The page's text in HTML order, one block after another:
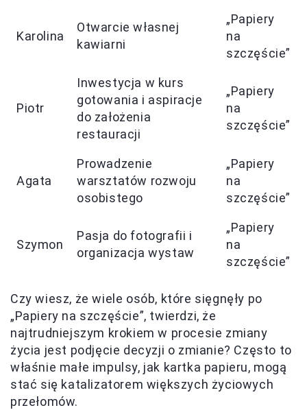
Karolina
Otwarcie własnej
kawiarni
„Papiery
na
szczęście”
Piotr
Inwestycja w kurs
gotowania i aspiracje
do założenia
restauracji
„Papiery
na
szczęście”
Agata
Prowadzenie
warsztatów rozwoju
osobistego
„Papiery
na
szczęście”
Szymon
Pasja do fotografii i
organizacja wystaw
„Papiery
na
szczęście”
Czy wiesz, że wiele osób, które sięgnęły po
„Papiery na szczęście”, twierdzi, że
najtrudniejszym krokiem w procesie zmiany
życia jest podjęcie decyzji o zmianie? Często to
właśnie małe impulsy, jak kartka papieru, mogą
stać się katalizatorem większych życiowych
przełomów.